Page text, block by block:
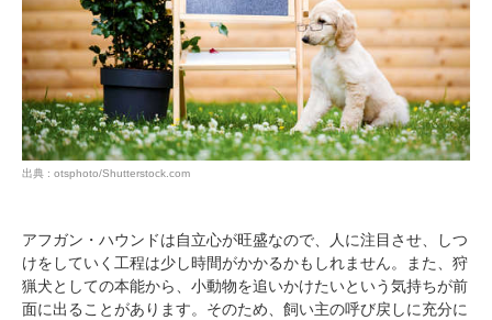
出典 : otsphoto/Shutterstock.com
アフガン・ハウンドは自立心が旺盛なので、人に注目させ、しつ
けをしていく工程は少し時間がかかるかもしれません。また、狩
猟犬としての本能から、小動物を追いかけたいという気持ちが前
面に出ることがあります。そのため、飼い主の呼び戻しに充分に
pecodogs
いぬ部をフォロー
pecocats
ねこ部をフォロー
アプリをダウンロードする